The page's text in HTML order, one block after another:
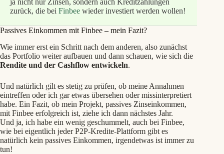
zurück, die bei Finbeewieder investiert werden wollen!
Passives Einkommen mit Finbee – mein Fazit?
Wie immer erst ein Schritt nach dem anderen, also zunächst
das Portfolio weiter aufbauen und dann schauen, wie sich die
Rendite und der Cashflow entwickeln.
Und natürlich gilt es stetig zu prüfen, ob meine Annahmen
eintreffen oder ich gar etwas übersehen oder missinterpretiert
habe. Ein Fazit, ob mein Projekt, passives Zinseinkommen,
mit Finbee erfolgreich ist, ziehe ich dann nächstes Jahr.
Und ja, ich habe ein wenig geschummelt, auch bei Finbee,
wie bei eigentlich jeder P2P-Kredite-Plattform gibt es
natürlich kein passives Einkommen, irgendetwas ist immer zu
tun!